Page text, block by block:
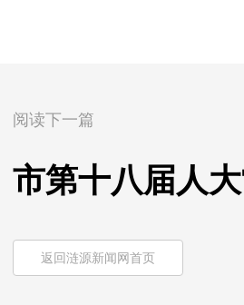
阅读下一篇
市第十八届人
返回涟源新闻网首页